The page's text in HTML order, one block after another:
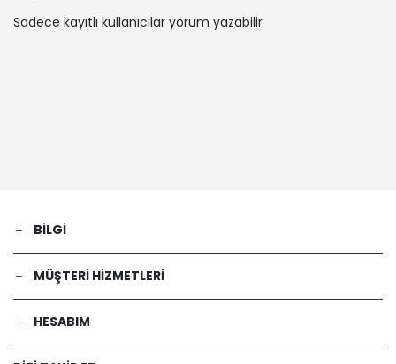
Sadece kayıtlı kullanıcılar yorum yazabilir
BILGI
MÜŞTERI HIZMETLERI
HESABIM